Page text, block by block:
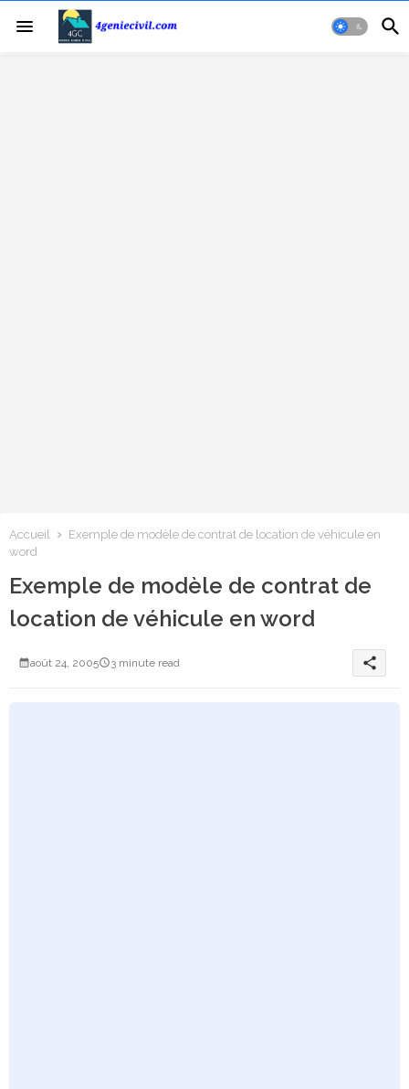
Accueil
Exemple de modèle de contrat de location de véhicule en
word
Exemple de modèle de contrat de
location de véhicule en word
août 24, 2005 3 minute read share